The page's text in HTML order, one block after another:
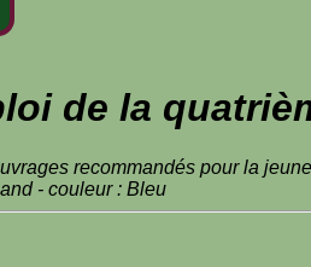
de la
recommandés pour la
- couleur : Bleu